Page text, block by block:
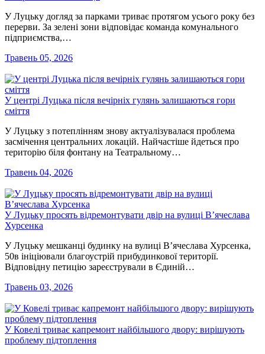
У Луцьку догляд за парками триває протягом усього року без
перерви. За зелені зони відповідає команда комунального
підприємства,…
Травень 05, 2026
У центрі Луцька після вечірніх гулянь залишаються гори
сміття
У Луцьку з потеплінням знову актуалізувалася проблема
засмічення центральних локацій. Найчастіше йдеться про
територію біля фонтану на Театральному…
Травень 04, 2026
У Луцьку просять відремонтувати двір на вулиці В’ячеслава
Хурсенка
У Луцьку мешканці будинку на вулиці В’ячеслава Хурсенка,
50в ініціювали благоустрій прибудинкової території.
Відповідну петицію зареєстрували в Єдиній…
Травень 03, 2026
У Ковелі триває капремонт найбільшого двору: вирішують
проблему підтоплення